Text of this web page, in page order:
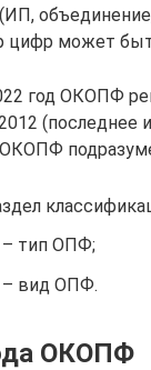
цифр может
год ОКОПФ
(последнее
тип ОПФ;
вид ОПФ.
ОКОПФ